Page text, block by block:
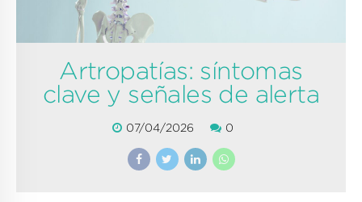
07/04/2026 0
Artropatías: síntomas
clave y señales de alerta